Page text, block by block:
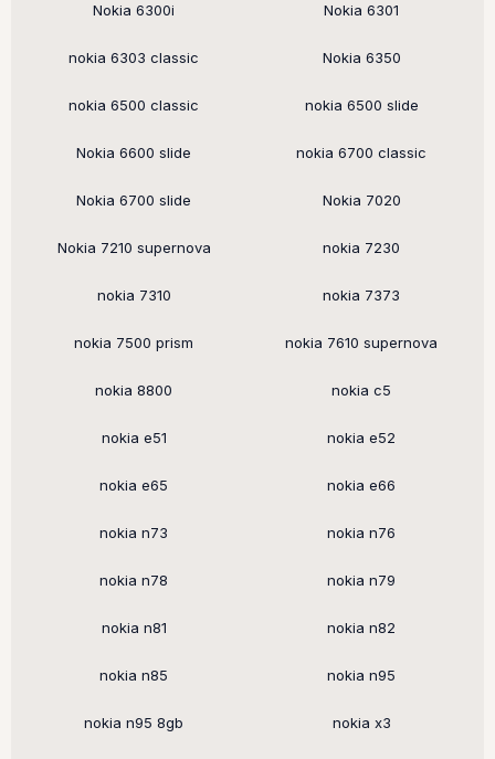
Nokia 6300i Nokia 6301
nokia 6303 classic Nokia 6350
nokia 6500 classic nokia 6500 slide
Nokia 6600 slide nokia 6700 classic
Nokia 6700 slide Nokia 7020
Nokia 7210 supernova nokia 7230
nokia 7310 nokia 7373
nokia 7500 prism nokia 7610 supernova
nokia 8800 nokia c5
nokia e51 nokia e52
nokia e65 nokia e66
nokia n73 nokia n76
nokia n78 nokia n79
nokia n81 nokia n82
nokia n85 nokia n95
nokia n95 8gb nokia x3